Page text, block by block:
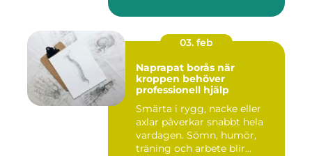
03. feb
Naprapat borås när
kroppen behöver
professionell hjälp
Smärta i rygg, nacke eller
axlar påverkar snabbt hela
vardagen. Sömn, humör,
träning och arbete blir...